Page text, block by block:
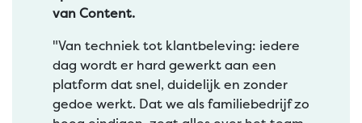
van Content.
"Van techniek tot klantbeleving: iedere
dag wordt er hard gewerkt aan een
platform dat snel, duidelijk en zonder
gedoe werkt. Dat we als familiebedrijf zo